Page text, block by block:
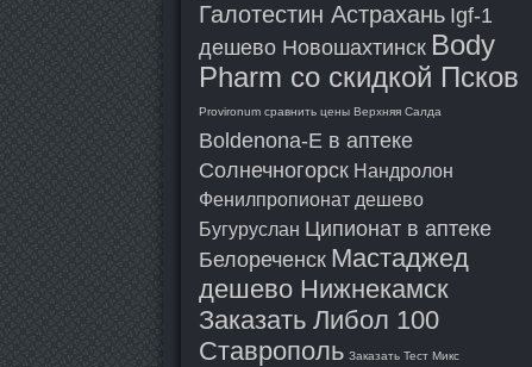
Галотестин Астрахань Igf-1
дешево Новошахтинск Body
Pharm со скидкой Псков
Provironum сравнить цены Верхняя Салда
Boldenona-E в аптеке
Солнечногорск Нандролон
Фенилпропионат дешево
Бугуруслан Ципионат в аптеке
Белореченск Мастаджед
дешево Нижнекамск
Заказать Либол 100
Ставрополь Заказать Тест Микс